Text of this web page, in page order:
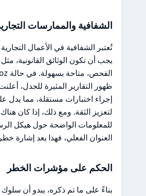
الشفافية والممارسات
تُعتبر الشفافية في الأعمال التجارية
يجب أن تكون الوثائق القانونية،
ظهور التقارير المثيرة للجدل،
إجراء اختبارات مستقلة، مما يدل
لتعزيز الثقة. ومع ذلك، إذا كان
للمعلومات الواضحة حول هيكل
العنوان الفعلي، فهذا يعد إشارة
الحكم على مؤشرات الخطر